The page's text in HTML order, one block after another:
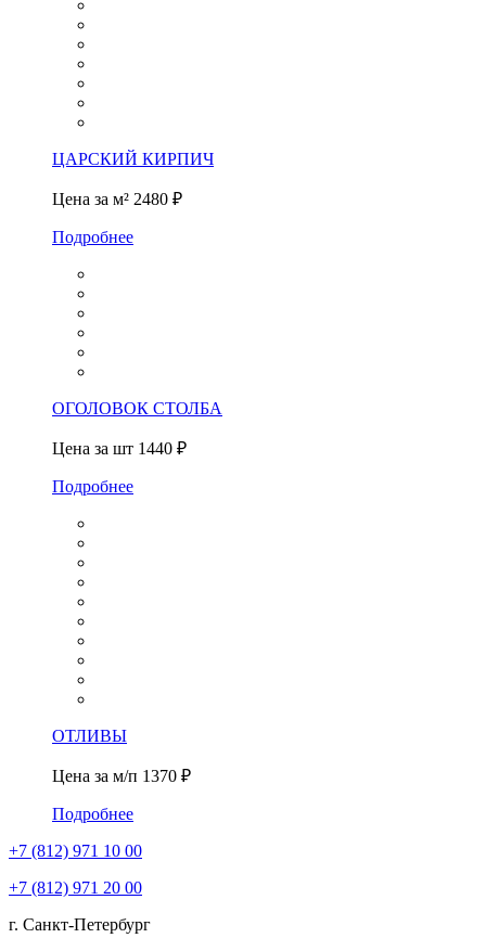
ЦАРСКИЙ КИРПИЧ
Цена за м² 2480 ₽
Подробнее
ОГОЛОВОК СТОЛБА
Цена за шт 1440 ₽
Подробнее
ОТЛИВЫ
Цена за м/п 1370 ₽
Подробнее
+7 (812) 971 10 00
+7 (812) 971 20 00
г. Санкт-Петербург